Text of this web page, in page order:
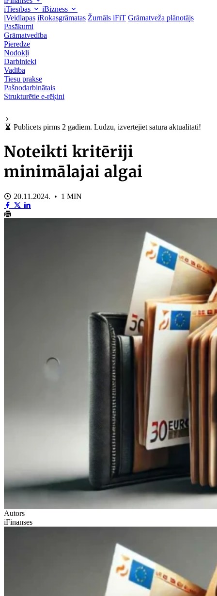
iTiesības
iBizness
iVeidlapas iRokasgrāmatas Žurnāls iFiT Grāmatveža plānotājs
Pasākumi
Grāmatvedība
Pieredze
Nodokļi
Darbinieki
Vadība
Tiesu prakse
Pašnodarbinātais
Strukturētie e-rēķini
Publicēts pirms 2 gadiem. Lūdzu, izvērtējiet satura aktualitāti!
Noteikti kritēriji
minimālajai algai
20.11.2024. • 1 MIN
Autors
iFinanses